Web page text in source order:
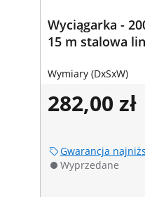
Wyciągarka -
15 m stalowa
Wymiary (DxSxW)
282,00 zł
Gwarancja
Wyprzedane